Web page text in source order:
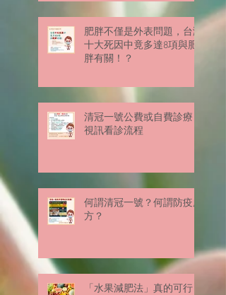
肥胖不僅是外表問題，台灣
十大死因中竟多達8項與肥
胖有關！？
清冠一號公費或自費診療
視訊看診流程
何謂清冠一號？何謂防疫處
方？
「水果減肥法」真的可行